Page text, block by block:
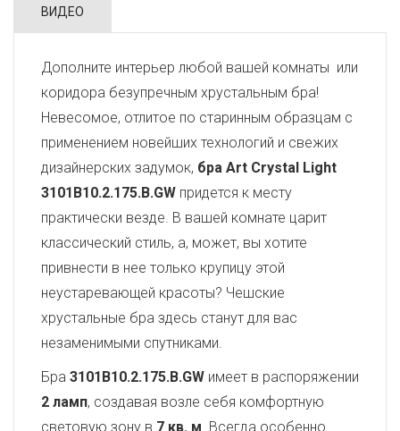
ВИДЕО
Дополните интерьер любой вашей комнаты или
коридора безупречным хрустальным бра!
Невесомое, отлитое по старинным образцам с
применением новейших технологий и свежих
дизайнерских задумок, бра Art Crystal Light
3101B10.2.175.B.GW придется к месту
практически везде. В вашей комнате царит
классический стиль, а, может, вы хотите
привнести в нее только крупицу этой
неустаревающей красоты? Чешские
хрустальные бра здесь станут для вас
незаменимыми спутниками.
Бра 3101B10.2.175.B.GW имеет в распоряжении
2 ламп, создавая возле себя комфортную
световую зону в 7 кв. м . Всегда особенно